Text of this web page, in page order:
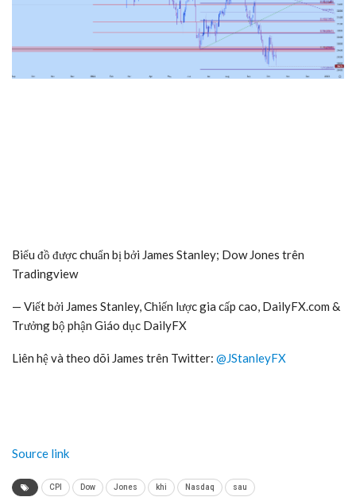
Biểu đồ được chuẩn bị bởi James Stanley; Dow Jones trên
Tradingview
— Viết bởi James Stanley, Chiến lược gia cấp cao, DailyFX.com &
Trưởng bộ phận Giáo dục DailyFX
Liên hệ và theo dõi James trên Twitter: @JStanleyFX
Source link
CPI Dow Jones khi Nasdaq sau